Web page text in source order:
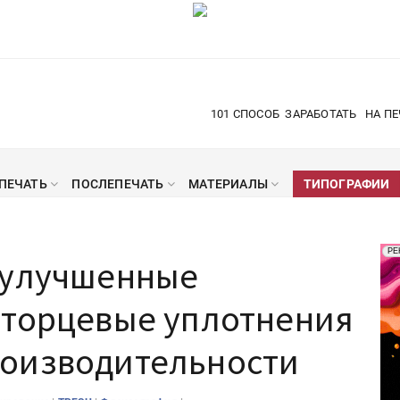
101 СПОСОБ ЗАРАБОТАТЬ НА
ПЕЧАТЬ ПОСЛЕПЕЧАТЬ МАТЕРИАЛЫ ТИПОГРАФИИ
улучшенные
уплотнения